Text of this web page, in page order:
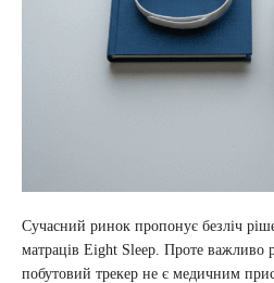
Сучасний ринок пропонує безліч
матраців Eight Sleep. Проте важливо
побутовий трекер не є медичним